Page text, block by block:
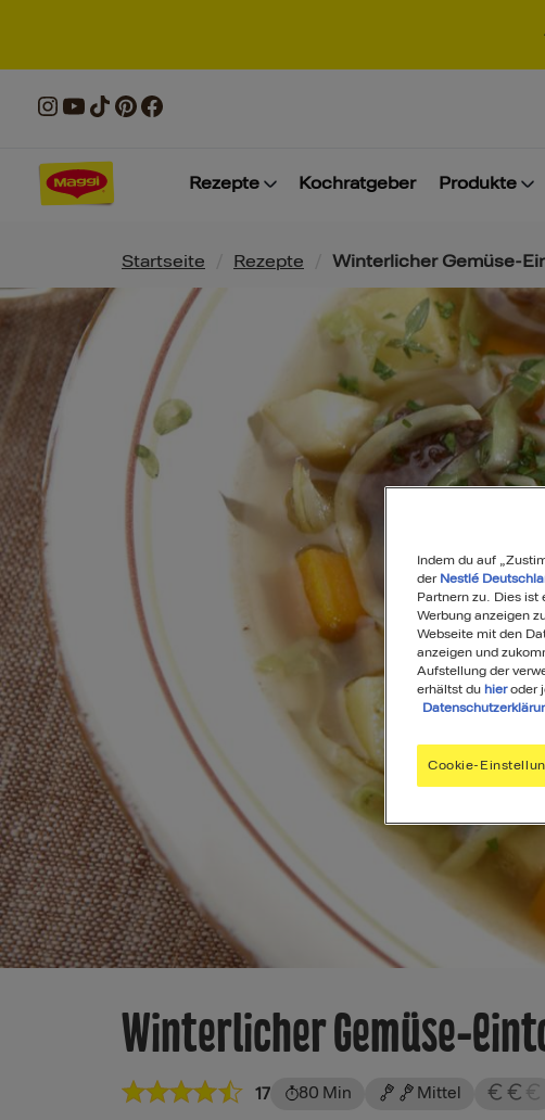
Rezepte Kochratgeber Produkte
Pfadnavigation
Startseite Rezepte Winterlicher Gemüse-
Winterlicher Gemüse-
17 80 Min Mittel
Indem du auf
der Nestlé
Partnern zu. Dies ist
Werbung anzeigen
Webseite mit den
anzeigen und
Aufstellung der
erhältst du hieroder
Cookie-